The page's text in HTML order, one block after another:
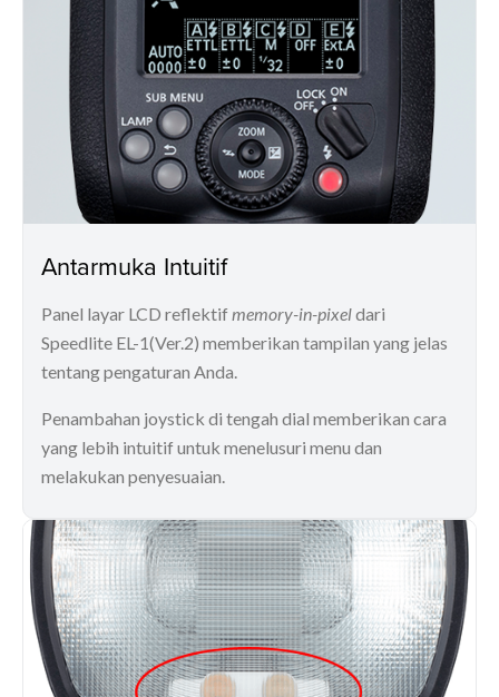
Antarmuka Intuitif
Panel layar LCD reflektif memory-in-pixeldari
Speedlite EL-1(Ver.2) memberikan tampilan yang jelas
tentang pengaturan Anda.
Penambahan joystick di tengah dial memberikan cara
yang lebih intuitif untuk menelusuri menu dan
melakukan penyesuaian.